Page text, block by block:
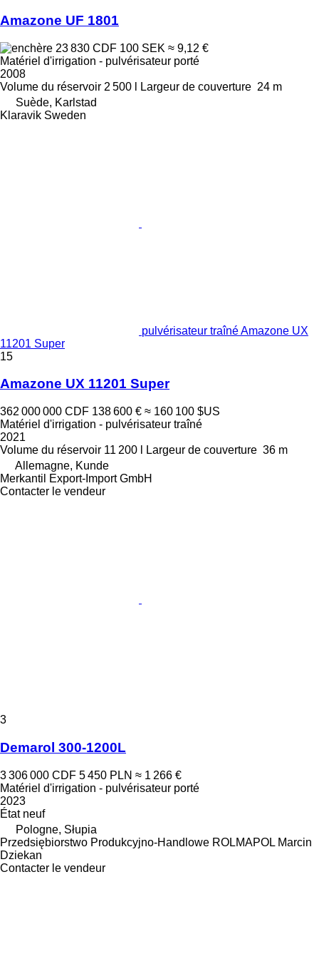
Amazone UF 1801
23 830 CDF 100 SEK ≈ 9,12 €
Matériel d'irrigation - pulvérisateur porté
2008
Volume du réservoir 2 500 l Largeur de couverture 24 m
Suède, Karlstad
Klaravik Sweden
pulvérisateur traîné Amazone UX
11201 Super
15
Amazone UX 11201 Super
362 000 000 CDF 138 600 € ≈ 160 100 $US
Matériel d'irrigation - pulvérisateur traîné
2021
Volume du réservoir 11 200 l Largeur de couverture 36 m
Allemagne, Kunde
Merkantil Export-Import GmbH
Contacter le vendeur
3
Demarol 300-1200L
3 306 000 CDF 5 450 PLN ≈ 1 266 €
Matériel d'irrigation - pulvérisateur porté
2023
Étatneuf
Pologne, Słupia
Przedsiębiorstwo Produkcyjno-Handlowe ROLMAPOL Marcin
Dziekan
Contacter le vendeur